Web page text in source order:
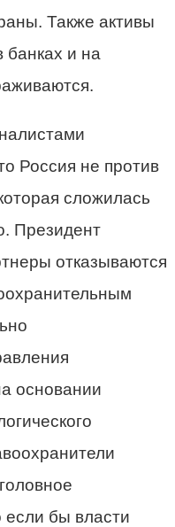
Также активы
банках и на
Россия не против
сложилась
Президент
отказываются
основании
если бы власти